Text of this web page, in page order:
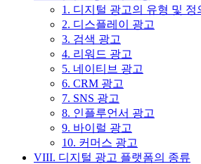
1. 디지털 광고의 유형 및 정
2. 디스플레이 광고
3. 검색 광고
4. 리워드 광고
5. 네이티브 광고
6. CRM 광고
7. SNS 광고
8. 인플루언서 광고
9. 바이럴 광고
10. 커머스 광고
VIII. 디지털 광고 플랫폼의 종류